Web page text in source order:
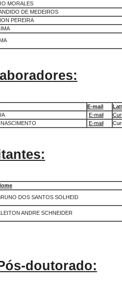
MORALES
DE MEDEIROS
PEREIRA
E-mail
E-mail
E-mail
DOS SANTOS SOLHEID
ANDRE SCHNEIDER
doutorado: